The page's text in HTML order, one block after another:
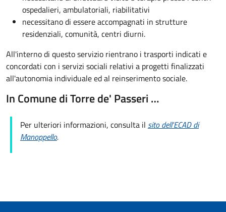
ospedalieri, ambulatoriali, riabilitativi
necessitano di essere accompagnati in strutture
residenziali, comunità, centri diurni.
All'interno di questo servizio rientrano i trasporti indicati e
concordati con i servizi sociali relativi a progetti finalizzati
all'autonomia individuale ed al reinserimento sociale.
In Comune di Torre de' Passeri …
Per ulteriori informazioni, consulta il sito dell'ECAD di
Manoppello.